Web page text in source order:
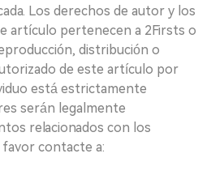
Los derechos de autor y los
artículo pertenecen a 2Firsts o
distribución o
de este artículo por
está estrictamente
serán legalmente
relacionados con los
contacte a: